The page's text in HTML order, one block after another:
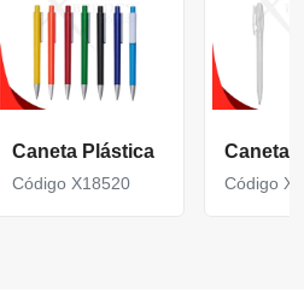
Caneta Plástica
Código X18520
Caneta
Código